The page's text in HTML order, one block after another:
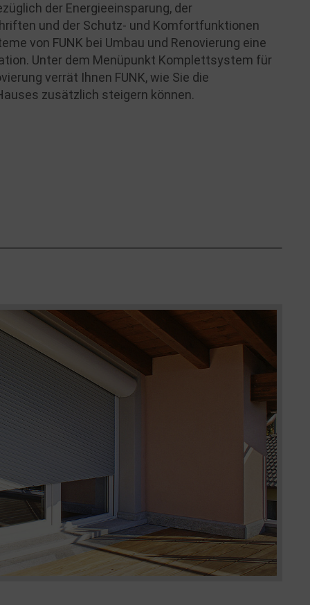
der Energieeinsparung, der
und der Schutz- und Komfortfunktionen
von FUNK bei Umbau und Renovierung eine
Unter dem Menüpunkt Komplettsystem für
verrät Ihnen FUNK, wie Sie die
zusätzlich steigern können.